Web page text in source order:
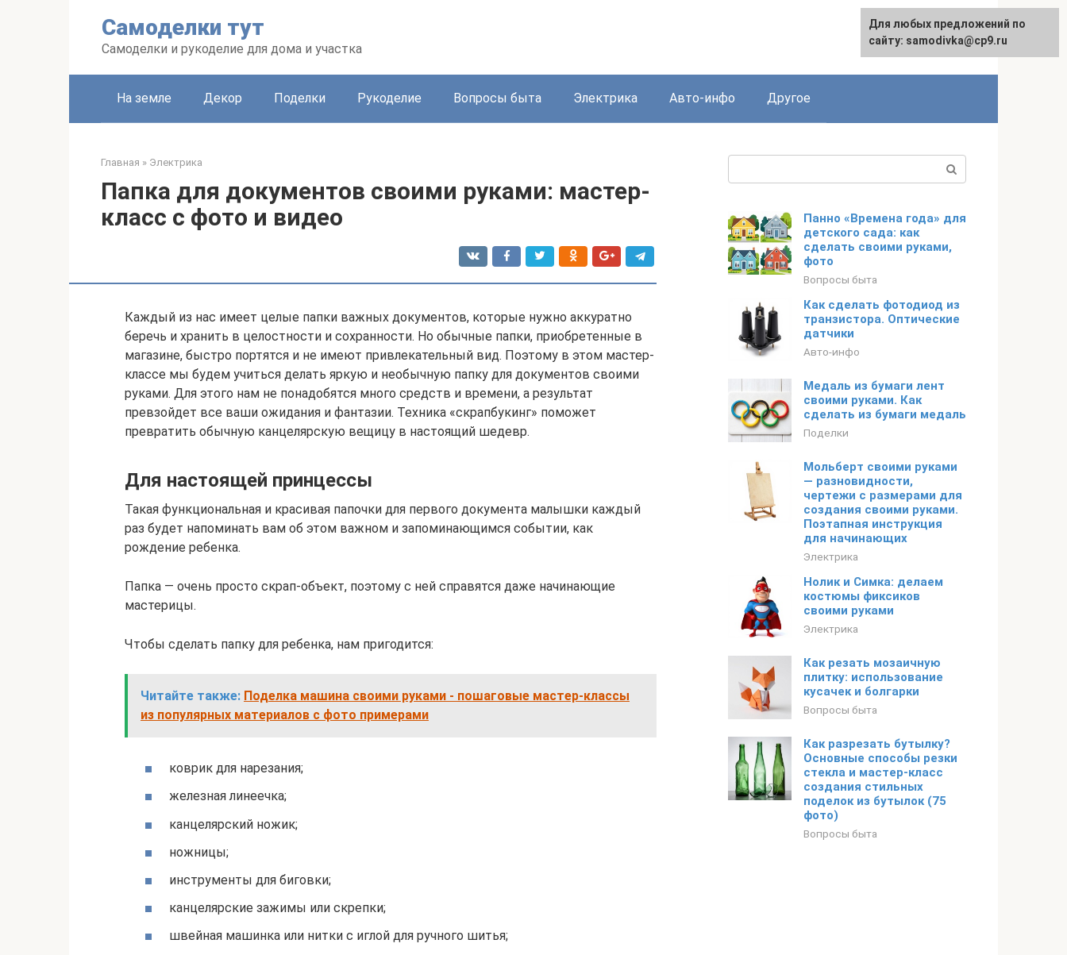
Самоделки тут
Самоделки и рукоделие для дома и участка
English
На земле Декор Поделки Рукоделие Вопросы быта Электрика Авто-инфо Другое
Главная » Электрика
Папка для документов своими руками: мастер-
класс с фото и видео
Каждый из нас имеет целые папки важных документов, которые нужно аккуратно
беречь и хранить в целостности и сохранности. Но обычные папки, приобретенные в
магазине, быстро портятся и не имеют привлекательный вид. Поэтому в этом мастер-
классе мы будем учиться делать яркую и необычную папку для документов своими
руками. Для этого нам не понадобятся много средств и времени, а результат
превзойдет все ваши ожидания и фантазии. Техника «скрапбукинг» поможет
превратить обычную канцелярскую вещицу в настоящий шедевр.
Для настоящей принцессы
Такая функциональная и красивая папочки для первого документа малышки каждый
раз будет напоминать вам об этом важном и запоминающимся событии, как
рождение ребенка.
Папка — очень просто скрап-объект, поэтому с ней справятся даже начинающие
мастерицы.
Чтобы сделать папку для ребенка, нам пригодится:
Читайте также: Поделка машина своими руками - пошаговые мастер-классы
из популярных материалов с фото примерами
коврик для нарезания;
железная линеечка;
канцелярский ножик;
ножницы;
инструменты для биговки;
канцелярские зажимы или скрепки;
швейная машинка или нитки с иглой для ручного шитья;
Панно «Времена года» для
детского сада: как
сделать своими руками,
фото
Вопросы быта
Как сделать фотодиод из
транзистора. Оптические
датчики
Авто-инфо
Медаль из бумаги лент
своими руками. Как
сделать из бумаги медаль
Поделки
Мольберт своими руками
— разновидности,
чертежи с размерами для
создания своими руками.
Поэтапная инструкция
для начинающих
Электрика
Нолик и Симка: делаем
костюмы фиксиков
своими руками
Электрика
Как резать мозаичную
плитку: использование
кусачек и болгарки
Вопросы быта
Как разрезать бутылку?
Основные способы резки
стекла и мастер-класс
создания стильных
поделок из бутылок (75
фото)
Вопросы быта
Для любых предложений по
сайту: samodivka@cp9.ru